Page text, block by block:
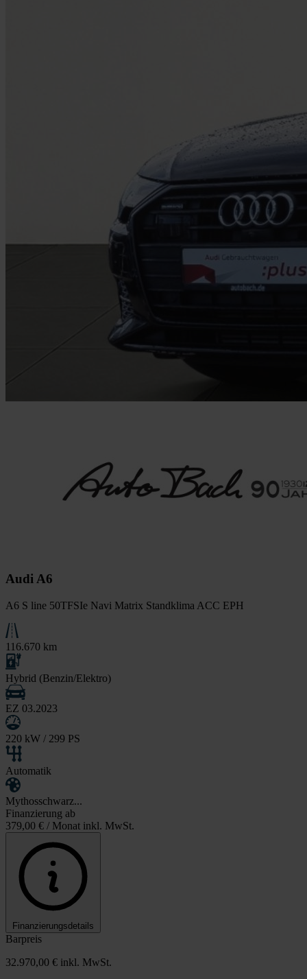
Audi A6
A6 S line 50TFSIe Navi Matrix Standklima ACC EPH
116.670 km
Hybrid (Benzin/Elektro)
EZ 03.2023
220 kW / 299 PS
Automatik
Mythosschwarz...
Finanzierung ab
379,00 € / Monat inkl. MwSt.
Finanzierungsdetails
Barpreis
32.970,00 € inkl. MwSt.